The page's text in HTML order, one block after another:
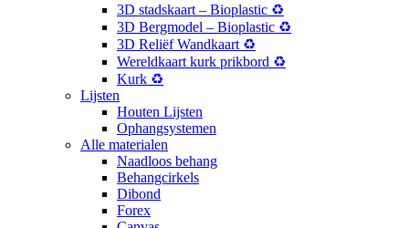
3D stadskaart – Bioplastic ♻️
3D Bergmodel – Bioplastic ♻️
3D Reliëf Wandkaart ♻️
Wereldkaart kurk prikbord ♻️
Kurk ♻️
Lijsten
Houten Lijsten
Ophangsystemen
Alle materialen
Naadloos behang
Behangcirkels
Dibond
Forex